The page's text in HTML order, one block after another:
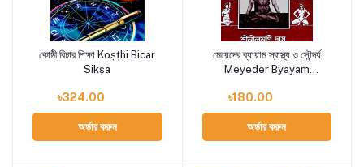
Add to cart
কোষ্ঠী বিচার শিক্ষা Koṣṭhi Bicar
Sikṣa
৳324.00
অর্ডার করুন
Add to cart
মেয়েদের ব্যায়াম স্বাস্থ্য ও সৌন্দর্য
Meyeder Byayam
৳180.00
অর্ডার করুন